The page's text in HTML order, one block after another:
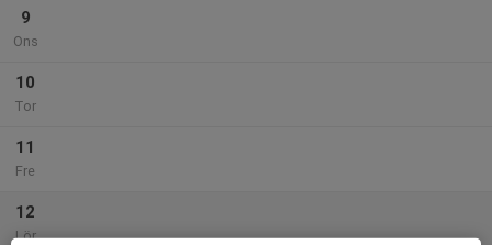
9
Ons
10
Tor
11
Fre
12
Lör